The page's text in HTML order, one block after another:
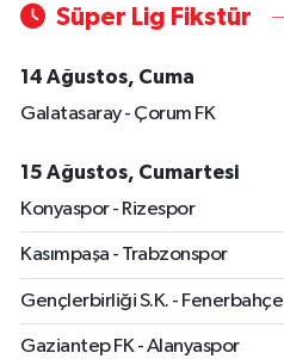
Süper Lig Fikstür
14 Ağustos, Cuma
Galatasaray - Çorum FK
15 Ağustos, Cumartesi
Konyaspor - Rizespor
Kasımpaşa - Trabzonspor
Gençlerbirliği S.K. - Fenerbahçe
Gaziantep FK - Alanyaspor